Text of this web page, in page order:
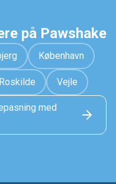
på Pawshake
København
Roskilde Vejle
med